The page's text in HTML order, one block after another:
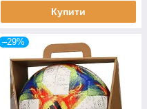
Купити
–29%